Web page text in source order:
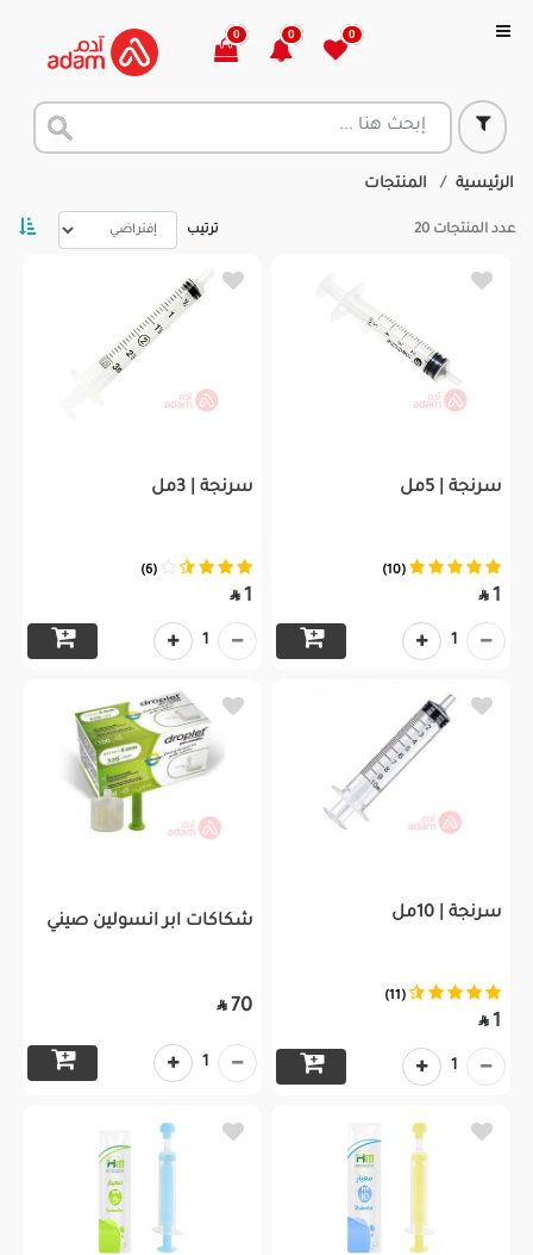
0
0
0
الرئيسية المنتجات
عدد المنتجات 20 ترتيب
سرنجة | 5مل
(10)
1

1
سرنجة | 3مل
(6)
1

1
سرنجة | 10مل
(11)
1

1
شكاكات ابر انسولين صيني
70

1